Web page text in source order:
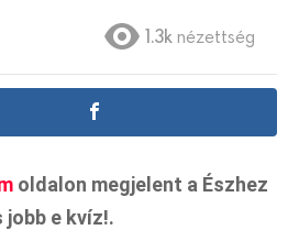
1.3k nézettség
oldalon megjelent a Észhez
e kvíz!.